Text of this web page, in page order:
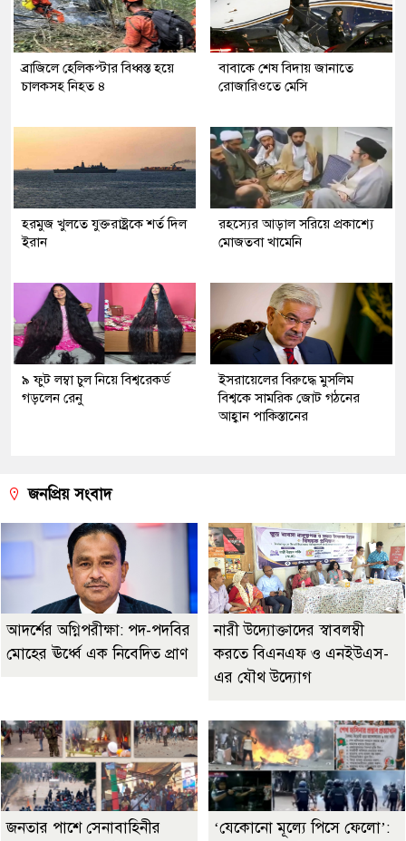
ব্রাজিলে হেলিকপ্টার বিধ্বস্ত হয়ে
চালকসহ নিহত ৪
বাবাকে শেষ বিদায় জানাতে
রোজারিওতে মেসি
হরমুজ খুলতে যুক্তরাষ্ট্রকে শর্ত দিল
ইরান
রহস্যের আড়াল সরিয়ে প্রকাশ্যে
মোজতবা খামেনি
৯ ফুট লম্বা চুল নিয়ে বিশ্বরেকর্ড
গড়লেন রেনু
ইসরায়েলের বিরুদ্ধে মুসলিম
বিশ্বকে সামরিক জোট গঠনের
আহ্বান পাকিস্তানের
জনপ্রিয় সংবাদ
আদর্শের অগ্নিপরীক্ষা: পদ-পদবির
মোহের ঊর্ধ্বে এক নিবেদিত প্রাণ
নারী উদ্যোক্তাদের স্বাবলম্বী
করতে বিএনএফ ও এনইউএস-
এর যৌথ উদ্যোগ
জনতার পাশে সেনাবাহিনীর
‘যেকোনো মূল্যে পিসে ফেলো’: